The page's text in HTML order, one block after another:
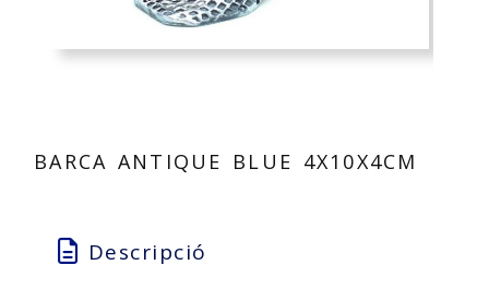
BARCA ANTIQUE BLUE 4X10X4CM
Descripció